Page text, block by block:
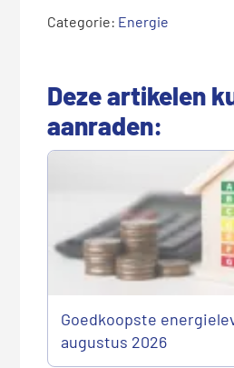
Categorie: Energie
Deze artikelen
aanraden:
Goedkoopste
augustus 2026